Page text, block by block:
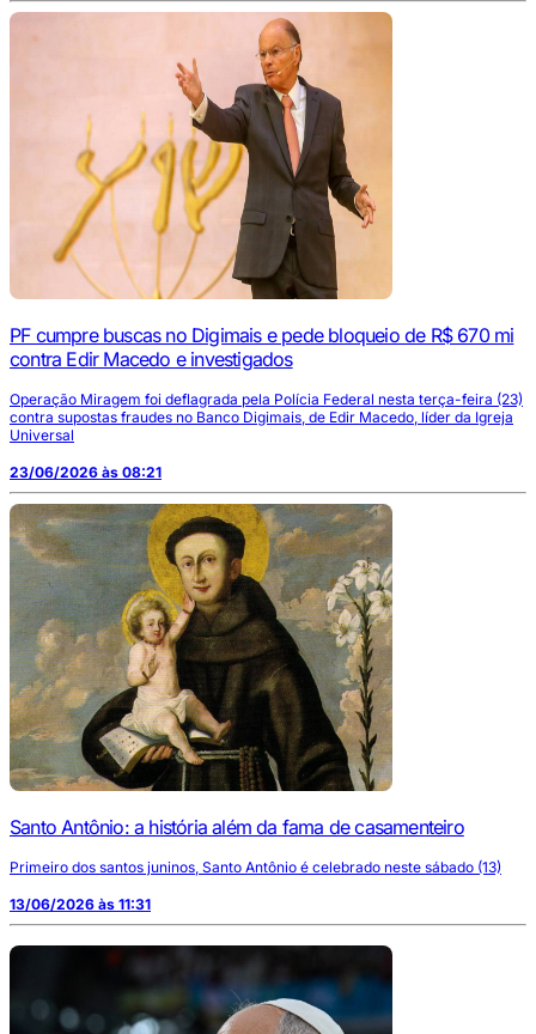
PF cumpre buscas no Digimais e pede bloqueio de R$ 670 mi
contra Edir Macedo e investigados
Operação Miragem foi deflagrada pela Polícia Federal nesta terça-feira (23)
contra supostas fraudes no Banco Digimais, de Edir Macedo, líder da Igreja
Universal
23/06/2026 às 08:21
Santo Antônio: a história além da fama de casamenteiro
Primeiro dos santos juninos, Santo Antônio é celebrado neste sábado (13)
13/06/2026 às 11:31